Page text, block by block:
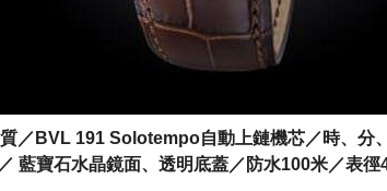
／BVL 191 Solotempo自動上鏈機芯／時、分
藍寶石水晶鏡面、透明底蓋／防水100米／表徑